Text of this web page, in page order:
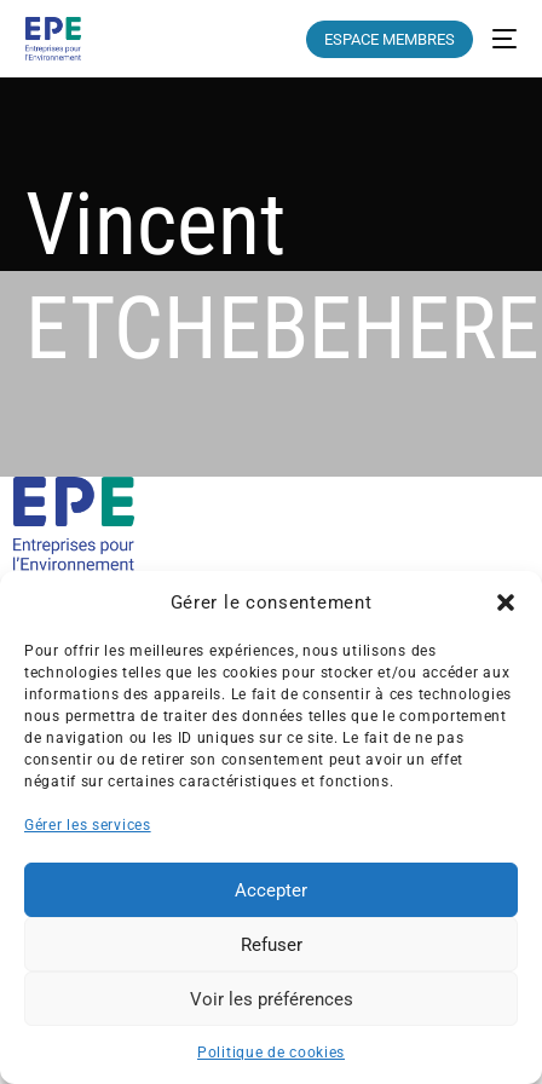
Gérer le consentement
Pour offrir les meilleures expériences, nous utilisons des
technologies telles que les cookies pour stocker et/ou accéder aux
informations des appareils. Le fait de consentir à ces technologies
nous permettra de traiter des données telles que le comportement
de navigation ou les ID uniques sur ce site. Le fait de ne pas
consentir ou de retirer son consentement peut avoir un effet
négatif sur certaines caractéristiques et fonctions.
Gérer les services
Accepter
Refuser
Voir les préférences
Politique de cookies
ESPACE MEMBRES
Vincent
ETCHEBEHERE
l’Environnement (EPE) rassemble une soixantaine de grandes
de l’économie, afin de collaborer à leur transformation face
aux enjeux d’une transition écologique intégrée.
L’association EPE
Nos membres
Actus
Presse
Mentions légalesRGPDPlan du siteNewsletter
ESPACE MEMBRES